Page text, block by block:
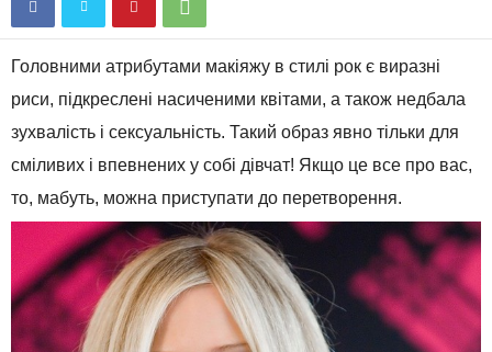
Головними атрибутами макіяжу в стилі рок є виразні
риси, підкреслені насиченими квітами, а також недбала
зухвалість і сексуальність. Такий образ явно тільки для
сміливих і впевнених у собі дівчат! Якщо це все про вас,
то, мабуть, можна приступати до перетворення.